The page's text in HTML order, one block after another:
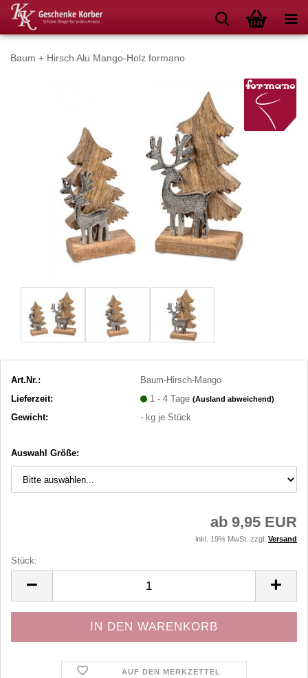
Baum + Hirsch Alu Mango-Holz formano
Art.Nr.:
Baum-Hirsch-Mango
Lieferzeit:
1 - 4 Tage(Ausland abweichend)
Gewicht: - kg je Stück
Auswahl Größe:
ab 9,95 EUR
inkl. 19% MwSt. zzgl. Versand
Stück:
AUF DEN MERKZETTEL